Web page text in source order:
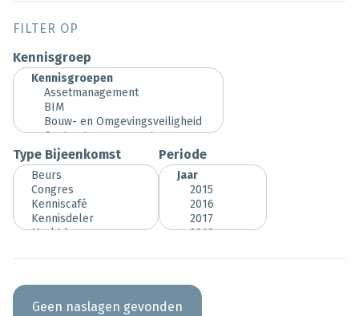
FILTER OP
Kennisgroep
Type Bijeenkomst Periode
Geen naslagen gevonden